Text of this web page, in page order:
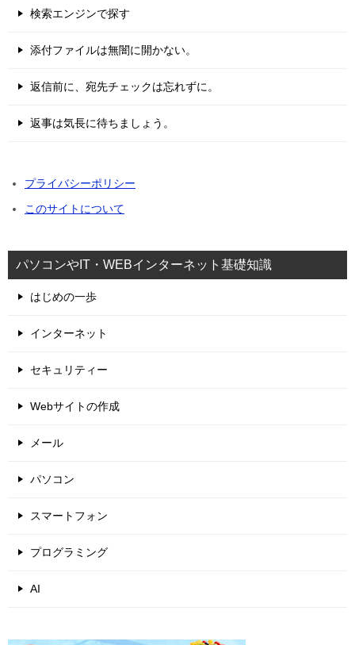
検索エンジンで探す
添付ファイルは無闇に開かない。
返信前に、宛先チェックは忘れずに。
返事は気長に待ちましょう。
プライバシーポリシー
このサイトについて
パソコンやIT・WEBインターネット基礎知識
はじめの一歩
インターネット
セキュリティー
Webサイトの作成
メール
パソコン
スマートフォン
プログラミング
AI